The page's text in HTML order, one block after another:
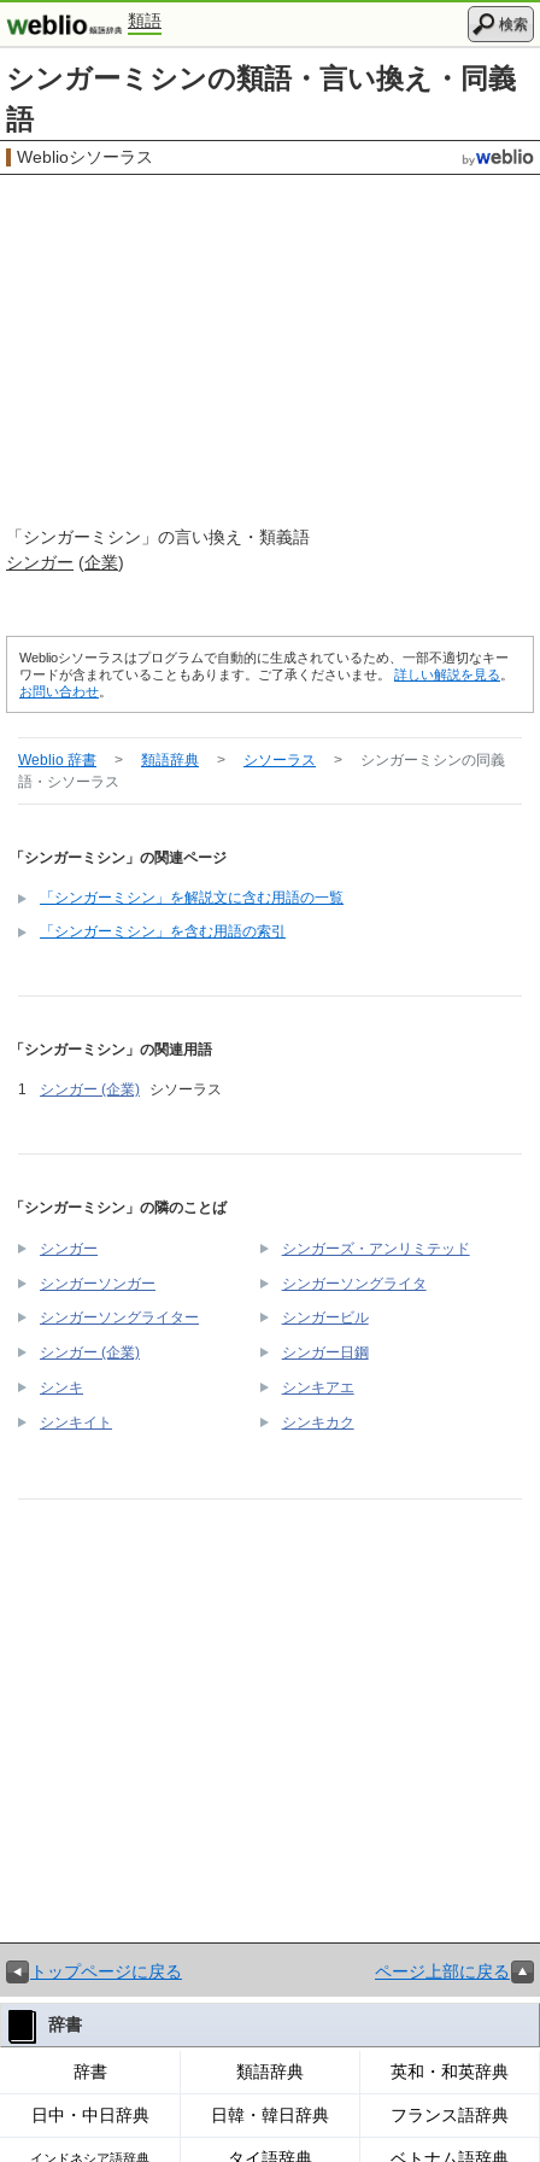
類語 検索
シンガーミシンの類語・言い換え・同義
語
Weblioシソーラス
「シンガーミシン 」の言い換え・類義語
シンガー (企業)
Weblioシソーラスはプログラムで自動的に生成されているため、一部不適切なキー
ワードが含まれていることもあります。ご了承くださいませ。 詳しい解説を見る
お問い合わせ
Weblio 辞書 > 類語辞典 > シソーラス > シンガーミシンの同義
語・シソーラス
「シンガーミシン」の関連ページ
「シンガーミシン」を解説文に含む用語の一覧
「シンガーミシン」を含む用語の索引
「シンガーミシン」の関連用語
シンガー (企業) シソーラス
「シンガーミシン」の隣のことば
シンガー シンガーズ・アンリミテッド
シンガーソンガー シンガーソングライタ
シンガーソングライター シンガービル
シンガー (企業) シンガー日鋼
シンキ シンキアエ
シンキイト シンキカク
トップページに戻る ページ上部に戻る
辞書
辞書 類語辞典 英和・和英辞典
日中・中日辞典 日韓・韓日辞典 フランス語辞典
インドネシア語辞典